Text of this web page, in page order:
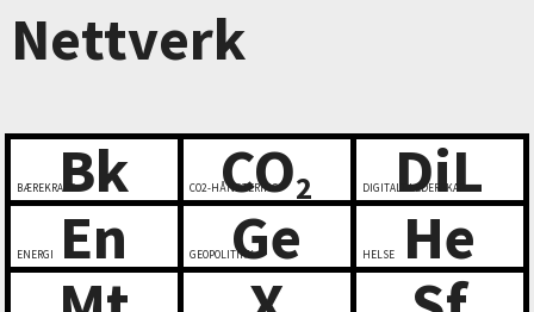
Nettverk
Bk
BÆREKRAFT CO2
CO2-HÅNDTERING DiL
DIGITALT LEDERSKAP
En
ENERGI Ge
GEOPOLITIKK He
HELSE